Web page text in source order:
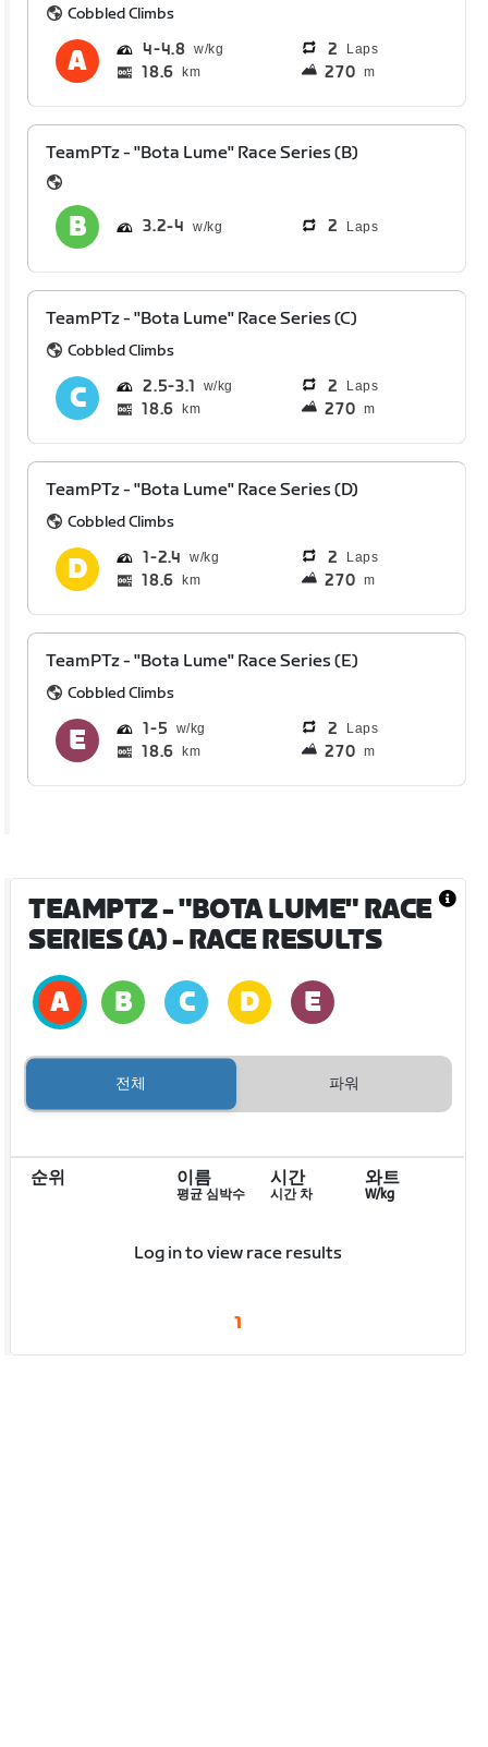
Cobbled Climbs
4 4.8 2 Laps
18.6 km 270 m
TeamPTz - "Bota Lume" Race Series (B)
3.2 4 2 Laps
TeamPTz - "Bota Lume" Race Series (C)
Cobbled Climbs
2.5 3.1 2 Laps
18.6 km 270 m
TeamPTz - "Bota Lume" Race Series (D)
Cobbled Climbs
1 2.4 2 Laps
18.6 km 270 m
TeamPTz - "Bota Lume" Race Series (E)
Cobbled Climbs
1 5 2 Laps
18.6 km 270 m
TEAMPTZ - "BOTA LUME" RACE
SERIES (A)- RACE RESULTS
전체 파워
순위 이름
평균 심박수
시간
시간 차
와트
W/kg
Log in to view race results
1